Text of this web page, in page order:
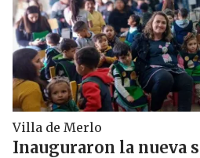
Villa de Merlo
Inauguraron la nueva